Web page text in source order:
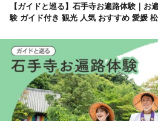
【ガイドと巡る】石手寺お遍路体験｜お
験 ガイド付き 観光 人気 おすすめ 愛媛